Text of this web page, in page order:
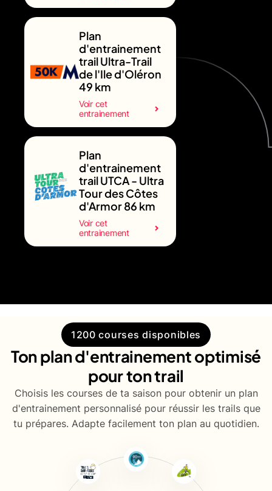
Plan
d'entrainement
trail Ultra-Trail
de l'Ile d'Oléron
49 km
Voir cet
entrainement
Plan
d'entrainement
trail UTCA - Ultra
Tour des Côtes
d'Armor 86 km
Voir cet
entrainement
1200 courses disponibles
Ton plan d'entrainement optimisé
pour ton trail
Choisis les courses de ta saison pour obtenir un plan
d'entrainement personnalisé pour réussir les trails que
tu prépares. Adapte facilement ton plan au quotidien.